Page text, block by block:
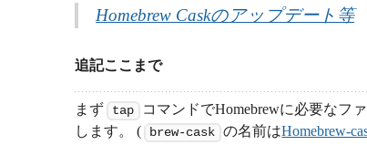
Homebrew Caskのアップデート等
追記ここまで
まず tap コマンドでHomebrewに必要なフ
します。 (
brew-cask の名前はHomebrew-